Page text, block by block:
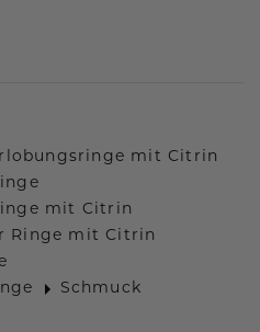
mit Citrin
mit Citrin
Ringe mit Citrin
Schmuck